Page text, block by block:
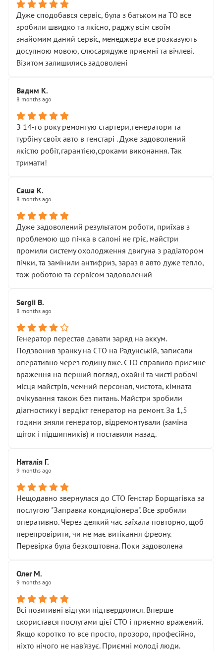
Дуже сподобався сервіс, була з батьком на ТО все
зробили швидко та якісно, раджу всім своїм
знайомим даний сервіс, менеджера все розказують
досупною мовою, слюсарядуже приємні та вічлеві.
Візитом залишились задоволені
Вадим К.
8 months ago
З 14-го року ремонтую стартери,генератори та
турбіну своїх авто в генстарі . Дуже задоволений
якістю робіт,гарантією,сроками виконання. Так
тримати!
Саша К.
8 months ago
Дуже задоволений результатом роботи, приїхав з
проблемою що пічка в салоні не гріє, майстри
промили систему охолодження двигуна з радіатором
пічки, та замінили антифриз, зараз в авто дуже тепло,
тож роботою та сервісом задоволений
Sergii B.
8 months ago
Генератор перестав давати заряд на аккум.
Подзвонив зранку на СТО на Радунській, записали
оперативно через годину вже. СТО справило приємне
враження на перший погляд, охайні та чисті робочі
місця майстрів, чемний персонал, чистота, кімната
очікування також без питань. Майстри зробили
діагностику і вердікт генератор на ремонт. За 1,5
години зняли генератор, відремонтували (заміна
щіток і підшипників) и поставили назад.
Наталія Г.
9 months ago
Нещодавно звернулася до СТО Генстар Борщагівка за
послугою "Заправка кондиціонера". Все зробили
оперативно. Через деякий час заїхала повторно, щоб
перепровірити, чи не має витікання фреону.
Перевірка була безкоштовна. Поки задоволена
Олег М.
9 months ago
Всі позитивні відгуки підтвердилися. Вперше
скористався послугами цієї СТО і приємно вражений.
Якщо коротко то все просто, прозоро, професійно,
ніхто нічого не нав'язує. Приємні молоді люди.